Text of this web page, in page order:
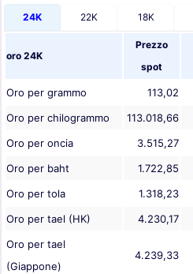
24K 22K 18K
oro 24K
Prezzo
spot
Oro per grammo 113,02
Oro per chilogrammo
113.018,66
Oro per oncia
3.515,27
Oro per baht
1.722,85
Oro per tola
1.318,23
Oro per tael (HK)
4.230,17
Oro per tael
(Giappone)
4.239,33